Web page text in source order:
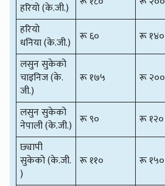
हरियो (के.जी.)
हरियो
धनिया (के.जी.) रू ६० रू १४०
लसुन सुकेको
चाइनिज (के.
जी.)
रू १७५ रू २००
लसुन सुकेको
नेपाली (के.जी.) रू ९० रू १२०
छ्यापी
सुकेको (के.जी.
)
रू ११० रू १५०